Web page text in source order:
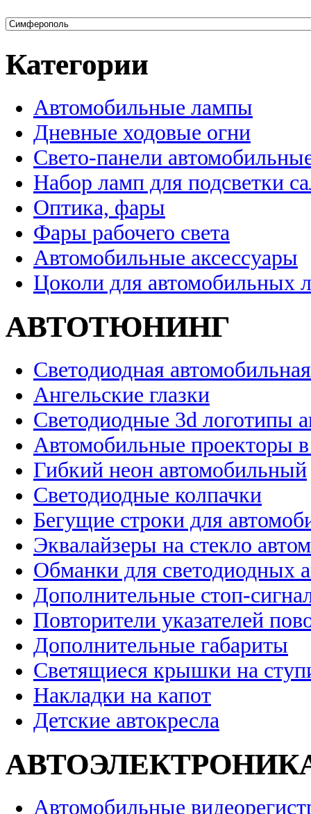
Категории
Автомобильные лампы
Дневные ходовые огни
Свето-панели
Набор ламп для подсветки
Оптика, фары
Фары рабочего света
Автомобильные аксессуары
Цоколи для автомобильных
АВТОТЮНИНГ
Светодиодная
Ангельские глазки
Светодиодные 3d логотипы
Автомобильные проекторы
Гибкий неон автомобильный
Светодиодные колпачки
Бегущие строки для
Эквалайзеры на стекло
Обманки для светодиодных
Дополнительные стоп-
Повторители указателей
Дополнительные габариты
Светящиеся крышки на
Накладки на капот
Детские автокресла
Автомобильные